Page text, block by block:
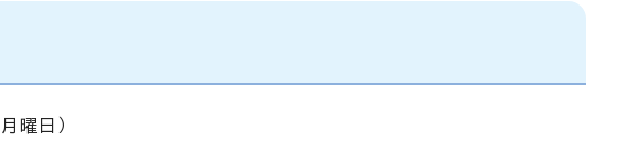
曜日）